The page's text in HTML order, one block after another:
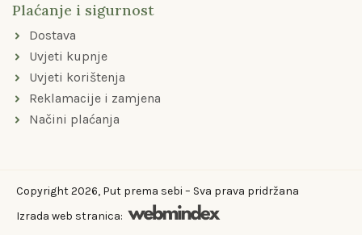
Plaćanje i sigurnost
Dostava
Uvjeti kupnje
Uvjeti korištenja
Reklamacije i zamjena
Načini plaćanja
Copyright 2026, Put prema sebi – Sva prava pridržana
Izrada web stranica: